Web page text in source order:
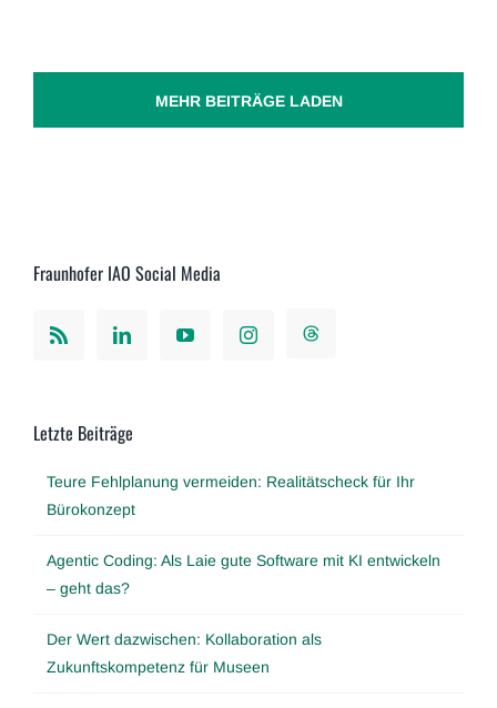
MEHR BEITRÄGE LADEN
Fraunhofer IAO Social Media
Letzte Beiträge
Teure Fehlplanung vermeiden: Realitätscheck für Ihr
Bürokonzept
Agentic Coding: Als Laie gute Software mit KI entwickeln
– geht das?
Der Wert dazwischen: Kollaboration als
Zukunftskompetenz für Museen